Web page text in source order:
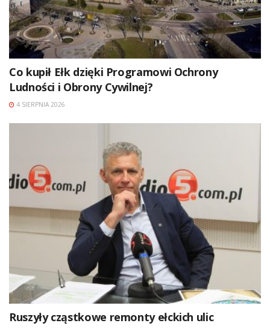
Co kupił Ełk dzięki Programowi Ochrony
Ludności i Obrony Cywilnej?
4 SIERPNIA 2026
Ruszyły cząstkowe remonty ełckich ulic